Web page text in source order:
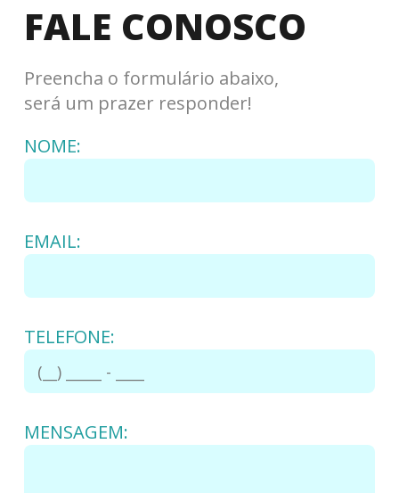
FALE CONOSCO
Preencha o formulário abaixo,
será um prazer responder!
NOME:
EMAIL:
TELEFONE:
MENSAGEM: